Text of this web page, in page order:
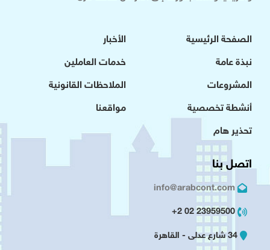
الصفحة الرئيسية
نبذة عامة
المشروعات
أنشطة تخصصية
تحذير هام
الأخبار
خدمات العاملين
الملاحظات القانونية
مواقعنا
اتصل بنا
info@arabcont.com
23959500 02 2+
34 شارع عدلى - القاهرة